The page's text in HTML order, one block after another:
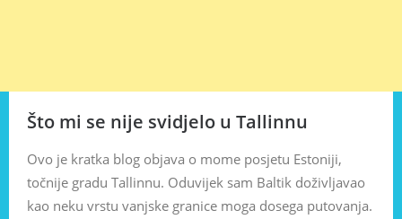
Što mi se nije svidjelo u Tallinnu
Ovo je kratka blog objava o mome posjetu Estoniji,
točnije gradu Tallinnu. Oduvijek sam Baltik doživljavao
kao neku vrstu vanjske granice moga dosega putovanja.